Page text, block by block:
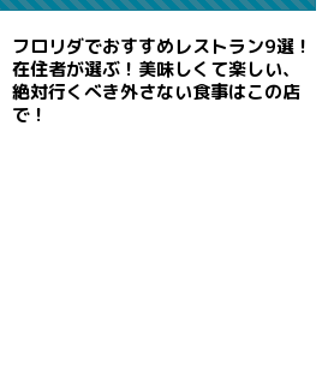
フロリダでおすすめレストラン9選！
在住者が選ぶ！美味しくて楽しい、
絶対行くべき外さない食事はこの店
で！